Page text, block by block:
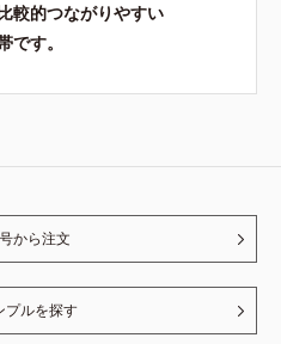
較的つながりやすい
です。
から注文
プルを探す